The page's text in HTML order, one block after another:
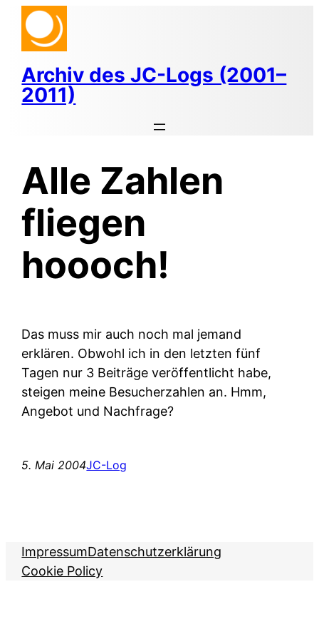
Zum
Inhalt
springen
Archiv des JC-Logs (2001–
2011)
Alle Zahlen
fliegen
hoooch!
Das muss mir auch noch mal jemand
erklären. Obwohl ich in den letzten fünf
Tagen nur 3 Beiträge veröffentlicht habe,
steigen meine Besucherzahlen an. Hmm,
Angebot und Nachfrage?
5. Mai 2004JC-Log
ImpressumDatenschutzerklärung
Cookie Policy